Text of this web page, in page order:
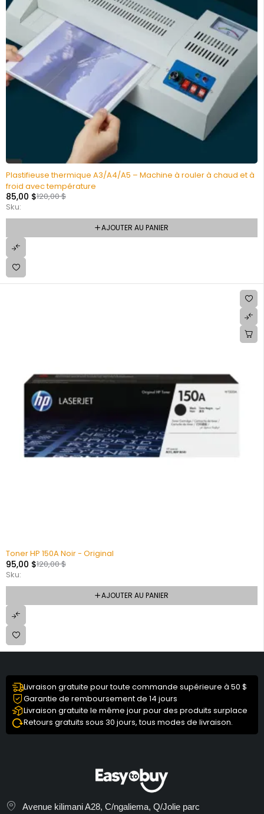
Plastifieuse thermique A3/A4/A5 – Machine à rouler à chaud et à
froid avec température
120,00$
85,00 $
Sku:
AJOUTER AU PANIER
Toner HP 150A Noir - Original
120,00$
95,00 $
Sku:
AJOUTER AU PANIER
Livraison gratuite pour toute commande supérieure à 50 $
Garantie de remboursement de 14 jours
Livraison gratuite le même jour pour des produits surplace
Retours gratuits sous 30 jours, tous modes de livraison.
Avenue kilimani A28, C/ngaliema, Q/Jolie parc